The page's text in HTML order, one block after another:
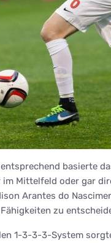
entsprechend basierte
Mittelfeld oder gar
Arantes do
zu
1-3-3-3-System